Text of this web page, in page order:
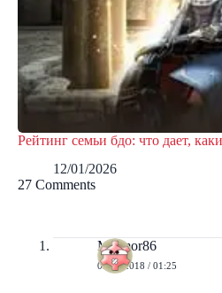
Рейтинг семьи бдо: что дает,
12/01/2026
27 Comments
Mramor86
09/12/2018 / 01:25